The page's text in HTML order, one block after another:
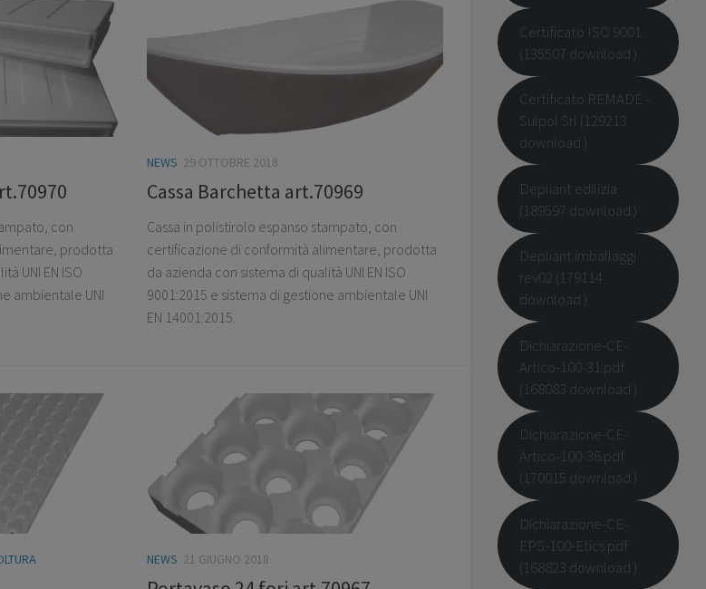
con
prodotta
UNI EN ISO
ambientale UNI
NEWS 29 OTTOBRE 2018
Cassa Barchetta art.70969
Cassa in polistirolo espanso stampato, con
certificazione di conformità alimentare, prodotta
da azienda con sistema di qualità UNI EN ISO
9001:2015 e sistema di gestione ambientale UNI
EN 14001:2015.
NEWS 21 GIUGNO 2018
Certificato ISO 9001
(135507 download )
Certificato REMADE -
Sulpol Srl (129213
download )
Depliant edilizia
(189597 download )
Depliant imballaggi
rev02 (179114
download )
Dichiarazione-CE-
Artico-100-31.pdf
(168083 download )
Dichiarazione-CE-
Artico-100-36.pdf
(170015 download )
Dichiarazione-CE-
EPS-100-Etics.pdf
(168823 download )